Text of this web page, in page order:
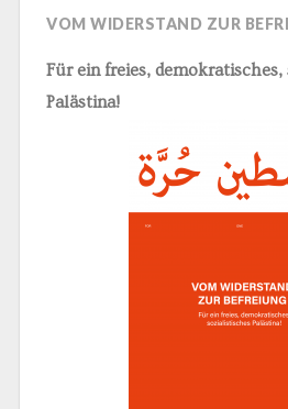
VOM WIDERSTAND ZUR
Für ein freies,
Palästina!